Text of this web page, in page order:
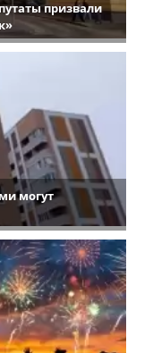
призвали
могут